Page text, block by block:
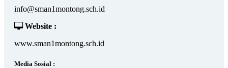
info@sman1montong.sch.id
Website :
www.sman1montong.sch.id
Media Sosial :